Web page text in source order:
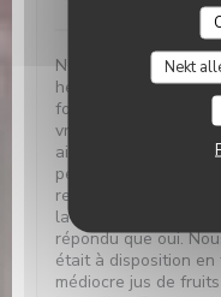
Nekt
Nous étions prévu
heure Plus de vin ni
fonds de bouteille en
vraiment un fond de
ailleurs nous avons
petit étudiant n
renseigner auprès
la réponse peut être
répondu que oui.
était à disposition
médiocre jus de